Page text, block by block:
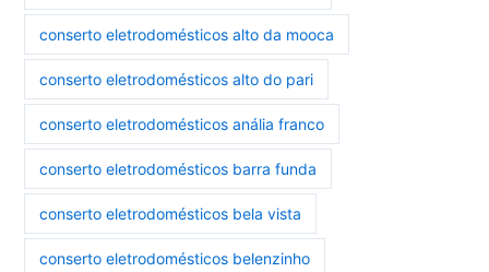
conserto eletrodomésticos alto da mooca
conserto eletrodomésticos alto do pari
conserto eletrodomésticos anália franco
conserto eletrodomésticos barra funda
conserto eletrodomésticos bela vista
conserto eletrodomésticos belenzinho